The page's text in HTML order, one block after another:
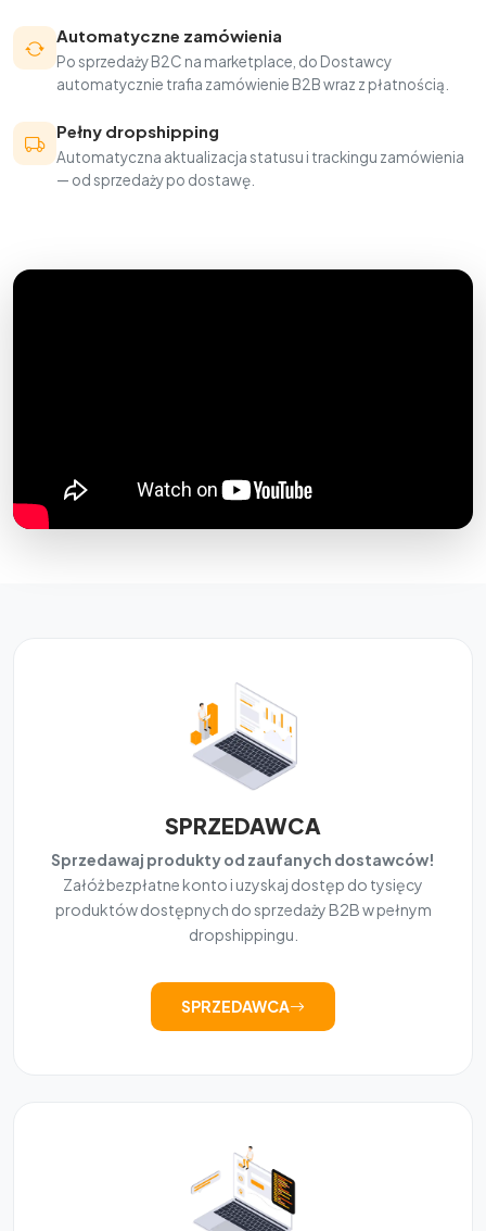
Automatyczne zamówienia
Po sprzedaży B2C na marketplace, do Dostawcy
automatycznie trafia zamówienie B2B wraz z płatnością.
Pełny dropshipping
Automatyczna aktualizacja statusu i trackingu zamówienia
— od sprzedaży po dostawę.
SPRZEDAWCA
Sprzedawaj produkty od zaufanych dostawców!
Załóż bezpłatne konto i uzyskaj dostęp do tysięcy
produktów dostępnych do sprzedaży B2B w pełnym
dropshippingu.
SPRZEDAWCA